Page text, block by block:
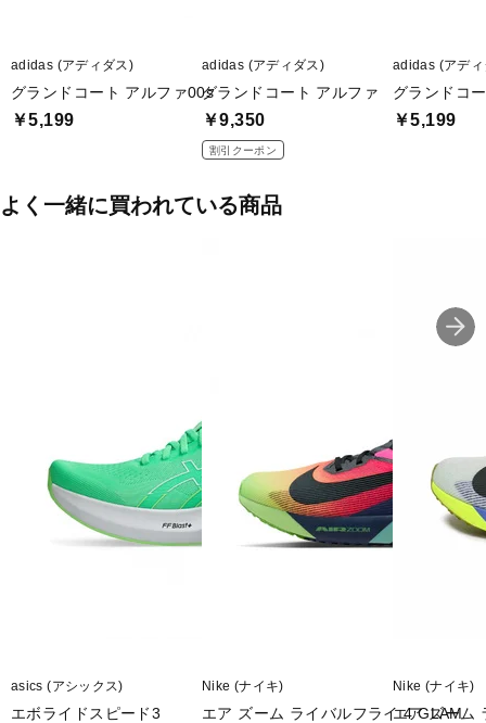
adidas (アディダス)
グランドコート アルファ00s
￥5,199
adidas (アディダス)
グランドコート アルファ
￥9,350
割引クーポン
adidas (アディ
グランドコ
￥5,199
よく一緒に買われている商品
asics (アシックス)
エボライドスピード3
Nike (ナイキ)
エア ズーム ライバルフライ 4 GLAM
Nike (ナイキ)
エア ズーム